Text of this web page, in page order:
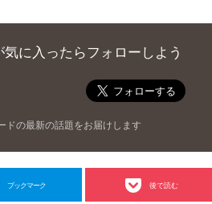
気に入ったらフォローしよう
ドの最新の話題をお届けします
ブックマーク 後で読む